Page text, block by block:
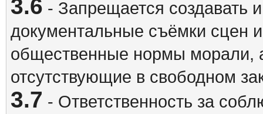
3.6 - Запрещается создавать
документальные съёмки сцен
общественные нормы морали,
отсутствующие в свободном
3.7 - Ответственность за